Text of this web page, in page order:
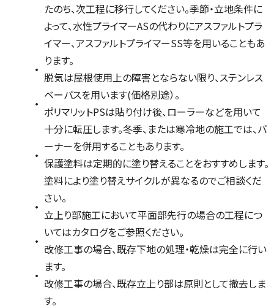
たのち、次工程に移行してください。季節・立地条件に
よって、水性プライマーASの代わりにアスファルトプラ
イマー、アスファルトプライマーSS等を用いることもあ
ります。
脱気は屋根使用上の障害とならない限り、ステンレス
ベーパスを用います(価格別途）。
ポリマリットPSは貼り付け後、ローラーなどを用いて
十分に転圧します。冬季、または寒冷地の施工では、バ
ーナーを併用することもあります。
保護塗料は定期的に塗り替えることをおすすめします。
塗料により塗り替えサイクルが異なるのでご相談くだ
さい。
立上り部施工において平面部先行の場合の工程につ
いてはカタログをご参照ください。
改修工事の場合、既存下地の処理・乾燥は完全に行い
ます。
改修工事の場合、既存立上り部は原則として撤去しま
す。